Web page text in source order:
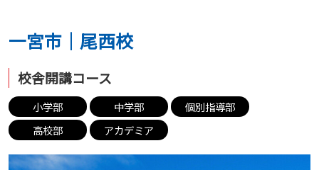
一宮市｜尾西校
校舎開講コース
小学部 中学部
個別指導部
高校部
アカデミア